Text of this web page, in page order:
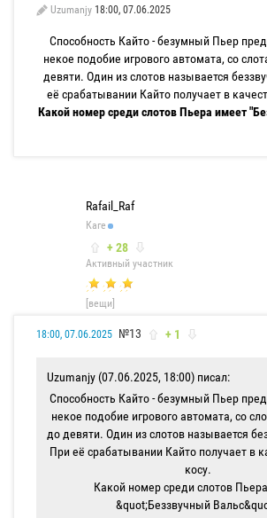
Uzumanjy 18:00, 07.06.2025
Способность Кайто - безумный Пьер
некое подобие игрового автомата, со
девяти. Один из слотов называется
её срабатывании Кайто получает в
Какой номер среди слотов Пьера имеет
Rafail_Raf
Каге
+ 28
Активный участник
[вещи]
18:00, 07.06.2025 №13 + 1
Uzumanjy (07.06.2025, 18:00) писал:
Способность Кайто - безумный Пьер
некое подобие игрового автомата, со
до девяти. Один из слотов называется
При её срабатывании Кайто получает в
косу.
Какой номер среди слотов
&quot;Беззвучный